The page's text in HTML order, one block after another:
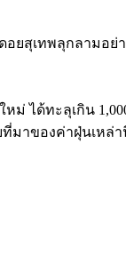
ม่ ได้ทะลุเกิน
ที่มาของค่าฝุ่นเห